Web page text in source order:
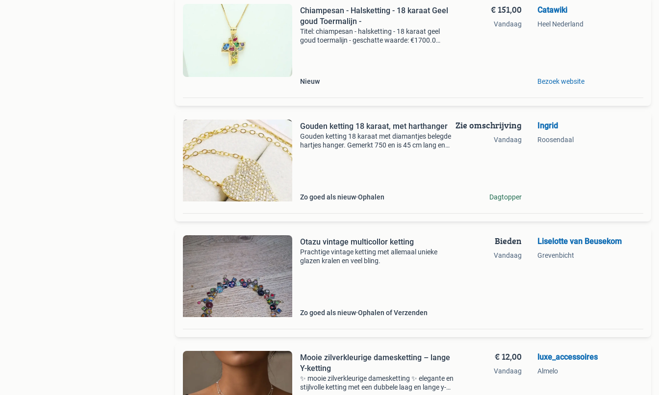
Chiampesan - Halsketting - 18 karaat Geel
goud Toermalijn -
Titel: chiampesan - halsketting - 18 karaat geel
goud toermalijn - geschatte waarde: €1700.0
Nieuw
€ 151,00
Vandaag
Catawiki
Heel Nederland
Bezoek website
Gouden ketting 18 karaat, met harthanger
Gouden ketting 18 karaat met diamantjes belegde
hartjes hanger. Gemerkt 750 en is 45 cm lang en
Zo goed als nieuw Ophalen
Zie omschrijving
Vandaag
Dagtopper
Ingrid
Roosendaal
Otazu vintage multicollor ketting
Prachtige vintage ketting met allemaal unieke
glazen kralen en veel bling.
Zo goed als nieuw Ophalen of Verzenden
Bieden
Vandaag
Liselotte van Beusekom
Grevenbicht
Mooie zilverkleurige damesketting – lange
Y-ketting
✨ mooie zilverkleurige damesketting ✨ elegante en
stijlvolle ketting met een dubbele laag en lange y-
€ 12,00
Vandaag
luxe_accessoires
Almelo